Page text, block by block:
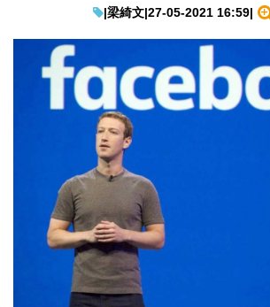
教學評測
EduTech
IT Times
生成式AI與雲端應用
Enterprise Digital Transformation
|梁綺文|27-05-2021 16:59|